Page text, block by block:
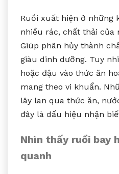
Ruồi xuất hiện ở những
nhiều rác, chất thải của
Giúp phân hủy thành
giàu dinh dưỡng. Tuy
hoặc đậu vào thức ăn
mang theo vi khuẩn.
lây lan qua thức ăn,
đây là dấu hiệu nhận
Nhìn thấy ruồi bay
quanh